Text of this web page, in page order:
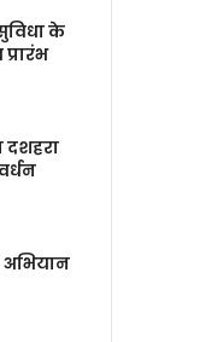
के
दशहरा